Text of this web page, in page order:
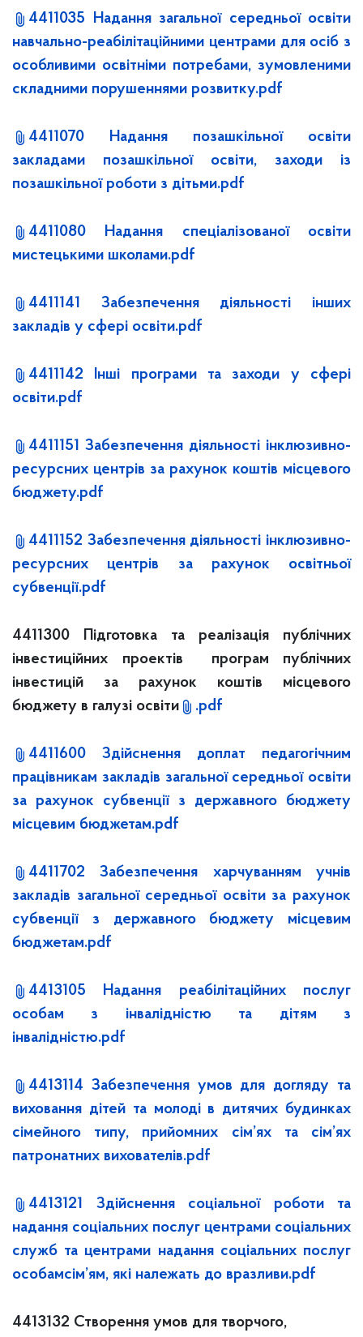
4411035 Надання загальної середньої освіти
навчально-реабілітаційними центрами для осіб з
особливими освітніми потребами, зумовленими
складними порушеннями розвитку.pdf
4411070 Надання позашкільної освіти
закладами позашкільної освіти, заходи із
позашкільної роботи з дітьми.pdf
4411080 Надання спеціалізованої освіти
мистецькими школами.pdf
4411141 Забезпечення діяльності інших
закладів у сфері освіти.pdf
4411142 Інші програми та заходи у сфері
освіти.pdf
4411151 Забезпечення діяльності інклюзивно-
ресурсних центрів за рахунок коштів місцевого
бюджету.pdf
4411152 Забезпечення діяльності інклюзивно-
ресурсних центрів за рахунок освітньої
субвенції.pdf
4411300 Підготовка та реалізація публічних
інвестиційних проектів програм публічних
інвестицій за рахунок коштів місцевого
бюджету в галузі освіти
.pdf
4411600 Здійснення доплат педагогічним
працівникам закладів загальної середньої освіти
за рахунок субвенції з державного бюджету
місцевим бюджетам.pdf
4411702 Забезпечення харчуванням учнів
закладів загальної середньої освіти за рахунок
субвенції з державного бюджету місцевим
бюджетам.pdf
4413105 Надання реабілітаційних послуг
особам з інвалідністю та дітям з
інвалідністю.pdf
4413114 Забезпечення умов для догляду та
виховання дітей та молоді в дитячих будинках
сімейного типу, прийомних сім’ях та сім’ях
патронатних вихователів.pdf
4413121 Здійснення соціальної роботи та
надання соціальних послуг центрами соціальних
служб та центрами надання соціальних послуг
особамсім’ям, які належать до вразливи.pdf
4413132 Створення умов для творчого,